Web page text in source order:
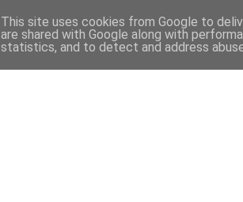
This site uses cookies from Google to
are shared with Google along with
statistics, and to detect and address